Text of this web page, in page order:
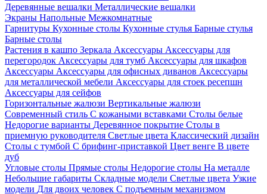
Деревянные вешалки Металлические вешалки
Экраны Напольные Межкомнатные
Гарнитуры Кухонные столы Кухонные стулья Барные стулья
Барные столы
Растения в кашпо Зеркала Аксессуары Аксессуары для
перегородок Аксессуары для тумб Аксессуары для шкафов
Аксессуары Аксессуары для офисных диванов Аксессуары
для металлической мебели Аксессуары для стоек ресепшн
Аксессуары для сейфов
Горизонтальные жалюзи Вертикальные жалюзи
Современный стиль С кожаными вставками Столы белые
Недорогие варианты Деревянное покрытие Столы в
приемную руководителя Светлые цвета Классический дизайн
Столы с тумбой С брифинг-приставкой Цвет венге В цвете
дуб
Угловые столы Прямые столы Недорогие столы На металле
Небольшие габариты Складные модели Светлые цвета Узкие
модели Для двоих человек С подъемным механизмом